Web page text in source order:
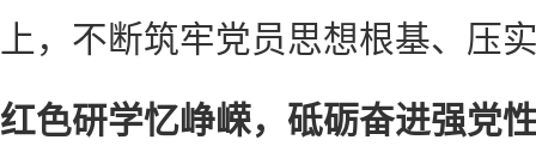
上，不断筑牢党员思想根基、压
红色研学忆峥嵘，砥砺奋进强党